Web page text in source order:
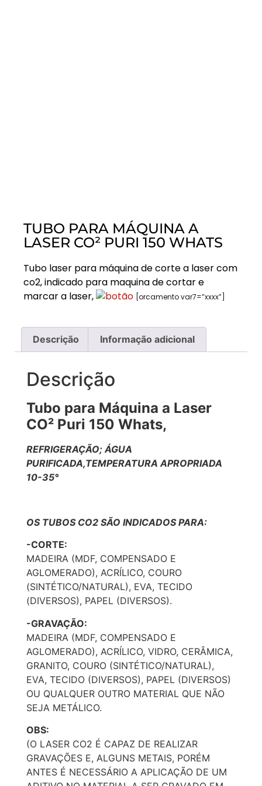
TUBO PARA MÁQUINA A
LASER CO² PURI 150 WHATS
Tubo laser para máquina de corte a laser com
co2, indicado para maquina de cortar e
marcar a laser,
[orcamento var7=”xxxx”]
Descrição Informação adicional
Descrição
Tubo para Máquina a Laser
CO² Puri 150 Whats,
REFRIGERAÇÃO; ÁGUA
PURIFICADA,TEMPERATURA APROPRIADA
10-35°
OS TUBOS CO2 SÃO INDICADOS PARA:
-CORTE:
MADEIRA (MDF, COMPENSADO E
AGLOMERADO), ACRÍLICO, COURO
(SINTÉTICO/NATURAL), EVA, TECIDO
(DIVERSOS), PAPEL (DIVERSOS).
-GRAVAÇÃO:
MADEIRA (MDF, COMPENSADO E
AGLOMERADO), ACRÍLICO, VIDRO, CERÂMICA,
GRANITO, COURO (SINTÉTICO/NATURAL),
EVA, TECIDO (DIVERSOS), PAPEL (DIVERSOS)
OU QUALQUER OUTRO MATERIAL QUE NÃO
SEJA METÁLICO.
OBS:
(O LASER CO2 É CAPAZ DE REALIZAR
GRAVAÇÕES E, ALGUNS METAIS, PORÉM
ANTES É NECESSÁRIO A APLICAÇÃO DE UM